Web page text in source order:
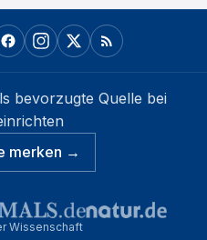
bevorzugte Quelle bei
merken →
Wissenschaft